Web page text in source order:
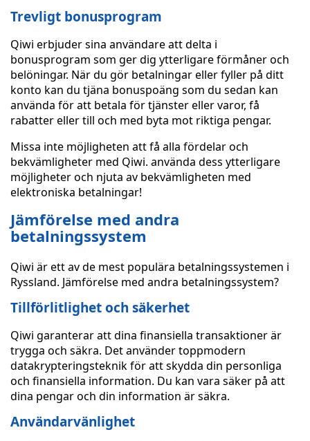
Trevligt bonusprogram
Qiwi erbjuder sina användare att delta i
bonusprogram som ger dig ytterligare förmåner och
belöningar. När du gör betalningar eller fyller på ditt
konto kan du tjäna bonuspoäng som du sedan kan
använda för att betala för tjänster eller varor, få
rabatter eller till och med byta mot riktiga pengar.
Missa inte möjligheten att få alla fördelar och
bekvämligheter med Qiwi. använda dess ytterligare
möjligheter och njuta av bekvämligheten med
elektroniska betalningar!
Jämförelse med andra
betalningssystem
Qiwi är ett av de mest populära betalningssystemen i
Ryssland. Jämförelse med andra betalningssystem?
Tillförlitlighet och säkerhet
Qiwi garanterar att dina finansiella transaktioner är
trygga och säkra. Det använder toppmodern
datakrypteringsteknik för att skydda din personliga
och finansiella information. Du kan vara säker på att
dina pengar och din information är säkra.
Användarvänlighet